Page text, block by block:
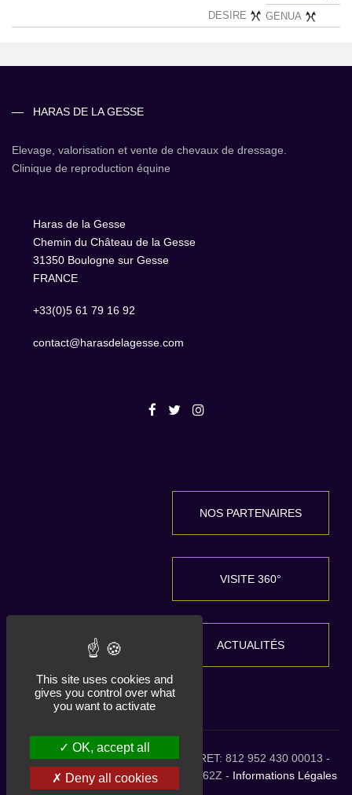
DESIRE
GENUA
HARAS DE LA GESSE
Elevage, valorisation et vente de chevaux de dressage.
Clinique de reproduction équine
Haras de la Gesse
Chemin du Château de la Gesse
31350 Boulogne sur Gesse
FRANCE
+33(0)5 61 79 16 92
contact@harasdelagesse.com
NOS PARTENAIRES
VISITE 360°
ACTUALITÉS
HDLG 2026 tous droits réservés. SIRET: 812 952 430 00013 -
RCS 515 058 998 Toulouse - NAF: 0162Z - Informations Légales
This site uses cookies and
gives you control over what
you want to activate
OK, accept all
Deny all cookies